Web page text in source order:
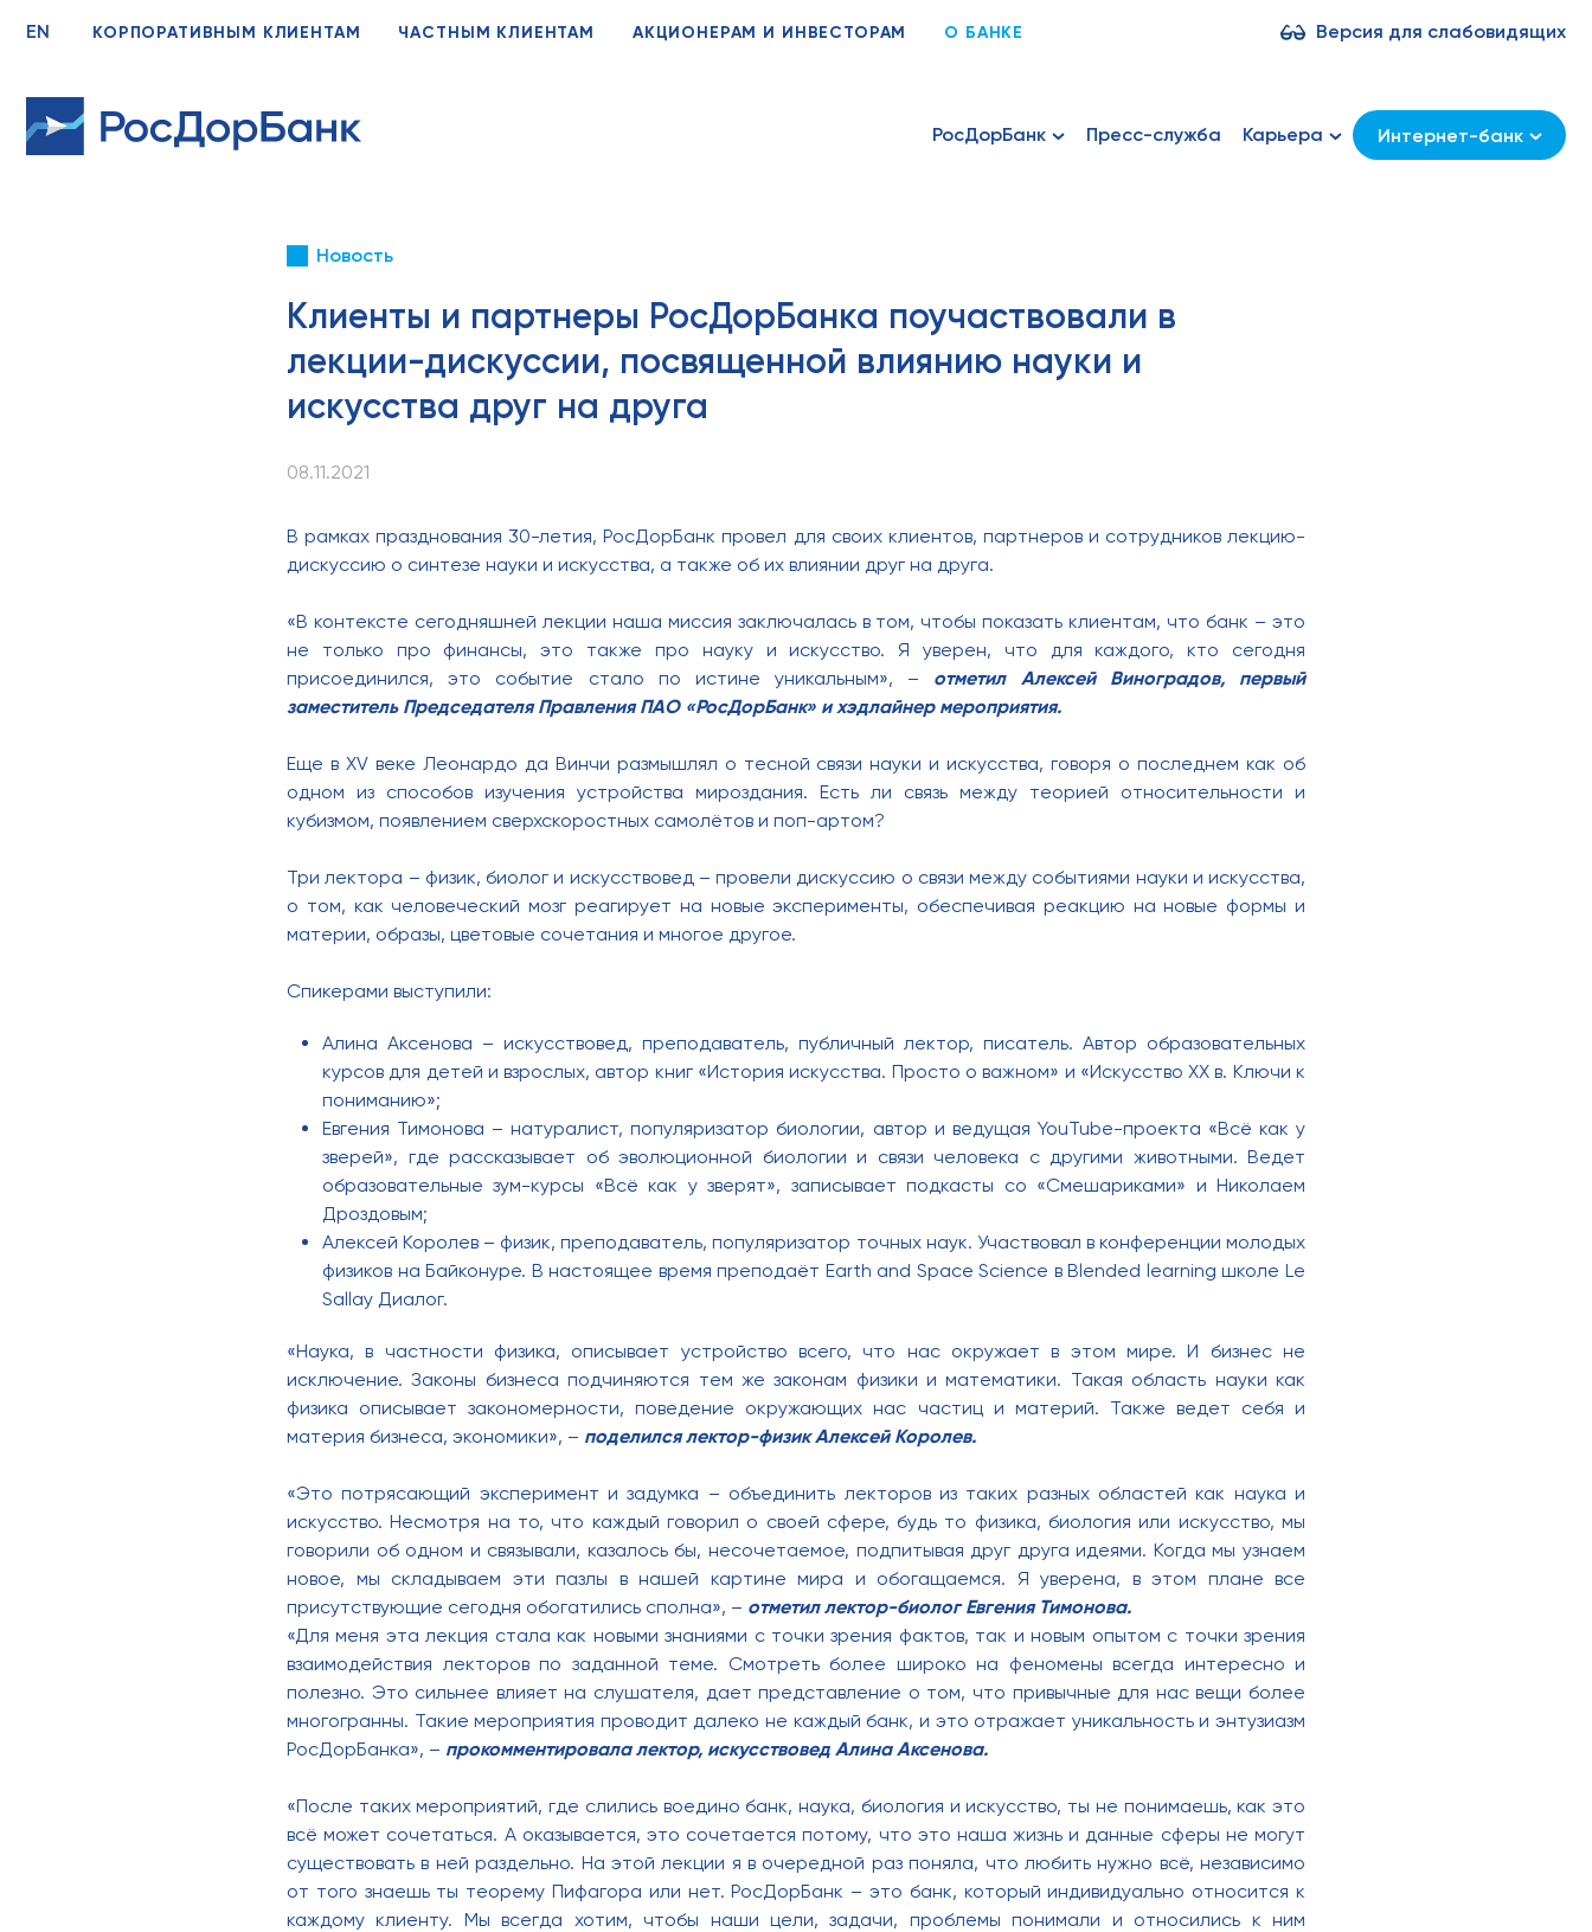
EN КОРПОРАТИВНЫМ КЛИЕНТАМ ЧАСТНЫМ КЛИЕНТАМ АКЦИОНЕРАМ И ИНВЕСТОРАМ О БАНКЕ Версия для слабовидящих
РосДорБанк Пресс-служба Карьера Интернет-банк
Новость
Клиенты и партнеры РосДорБанка поучаствовали в
лекции-дискуссии, посвященной влиянию науки и
искусства друг на друга
08.11.2021
В рамках празднования 30-летия, РосДорБанк провел для своих клиентов, партнеров и сотрудников лекцию-
дискуссию о синтезе науки и искусства, а также об их влиянии друг на друга.
«В контексте сегодняшней лекции наша миссия заключалась в том, чтобы показать клиентам, что банк – это
не только про финансы, это также про науку и искусство. Я уверен, что для каждого, кто сегодня
присоединился, это событие стало по истине уникальным», – отметил Алексей Виноградов, первый
заместитель Председателя Правления ПАО «РосДорБанк» и хэдлайнер мероприятия.
Еще в XV веке Леонардо да Винчи размышлял о тесной связи науки и искусства, говоря о последнем как об
одном из способов изучения устройства мироздания. Есть ли связь между теорией относительности и
кубизмом, появлением сверхскоростных самолётов и поп-артом?
Три лектора – физик, биолог и искусствовед – провели дискуссию о связи между событиями науки и искусства,
о том, как человеческий мозг реагирует на новые эксперименты, обеспечивая реакцию на новые формы и
материи, образы, цветовые сочетания и многое другое.
Спикерами выступили:
Алина Аксенова – искусствовед, преподаватель, публичный лектор, писатель. Автор образовательных
курсов для детей и взрослых, автор книг «История искусства. Просто о важном» и «Искусство ХХ в. Ключи к
пониманию»;
Евгения Тимонова – натуралист, популяризатор биологии, автор и ведущая YouTube-проекта «Всё как у
зверей», где рассказывает об эволюционной биологии и связи человека с другими животными. Ведет
образовательные зум-курсы «Всё как у зверят», записывает подкасты со «Смешариками» и Николаем
Дроздовым;
Алексей Королев – физик, преподаватель, популяризатор точных наук. Участвовал в конференции молодых
физиков на Байконуре. В настоящее время преподаёт Earth and Space Science в Blended learning школе Le
Sallay Диалог.
«Наука, в частности физика, описывает устройство всего, что нас окружает в этом мире. И бизнес не
исключение. Законы бизнеса подчиняются тем же законам физики и математики. Такая область науки как
физика описывает закономерности, поведение окружающих нас частиц и материй. Также ведет себя и
материя бизнеса, экономики», – поделился лектор-физик Алексей Королев.
«Это потрясающий эксперимент и задумка – объединить лекторов из таких разных областей как наука и
искусство. Несмотря на то, что каждый говорил о своей сфере, будь то физика, биология или искусство, мы
говорили об одном и связывали, казалось бы, несочетаемое, подпитывая друг друга идеями. Когда мы узнаем
новое, мы складываем эти пазлы в нашей картине мира и обогащаемся. Я уверена, в этом плане все
присутствующие сегодня обогатились сполна», – отметил лектор-биолог Евгения Тимонова.
«Для меня эта лекция стала как новыми знаниями с точки зрения фактов, так и новым опытом с точки зрения
взаимодействия лекторов по заданной теме. Смотреть более широко на феномены всегда интересно и
полезно. Это сильнее влияет на слушателя, дает представление о том, что привычные для нас вещи более
многогранны. Такие мероприятия проводит далеко не каждый банк, и это отражает уникальность и энтузиазм
РосДорБанка», – прокомментировала лектор, искусствовед Алина Аксенова.
«После таких мероприятий, где слились воедино банк, наука, биология и искусство, ты не понимаешь, как это
всё может сочетаться. А оказывается, это сочетается потому, что это наша жизнь и данные сферы не могут
существовать в ней раздельно. На этой лекции я в очередной раз поняла, что любить нужно всё, независимо
от того знаешь ты теорему Пифагора или нет. РосДорБанк – это банк, который индивидуально относится к
каждому клиенту. Мы всегда хотим, чтобы наши цели, задачи, проблемы понимали и относились к ним